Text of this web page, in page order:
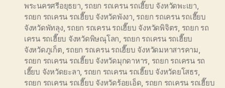
พระนครศรีอยุธยา รถยก รถเครน รถเฮี๊ยบ จังหวัดพะเยา
รถยก รถเครน รถเฮี๊ยบ จังหวัดพังงา รถยก รถเครน รถเฮี๊ยบ
จังหวัดพัทลุง, รถยก รถเครน รถเฮี๊ยบ จังหวัดพิจิตร รถยก รถ
เครน รถเฮี๊ยบ จังหวัดพิษณุโลก รถยก รถเครน รถเฮี๊ยบ
จังหวัดภูเก็ต รถยก รถเครน รถเฮี๊ยบ จังหวัดมหาสารคาม
รถยก รถเครน รถเฮี๊ยบ จังหวัดมุกดาหาร รถยก รถเครน รถ
เฮี๊ยบ จังหวัดยะลา รถยก รถเครน รถเฮี๊ยบ จังหวัดยโสธร,
รถยก รถเครน รถเฮี๊ยบ จังหวัดร้อยเอ็ด รถยก รถเครน รถเฮี๊ยบ